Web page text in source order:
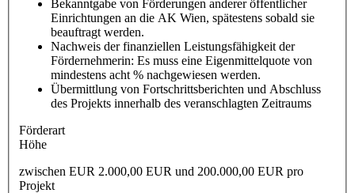
Bekanntgabe von Förderungen anderer öffentlicher
Einrichtungen an die AK Wien, spätestens sobald sie
beauftragt werden.
Nachweis der finanziellen Leistungsfähigkeit der
Fördernehmerin: Es muss eine Eigenmittelquote von
mindestens acht % nachgewiesen werden.
Übermittlung von Fortschrittsberichten und Abschluss
des Projekts innerhalb des veranschlagten Zeitraums
Förderart
Höhe
zwischen EUR 2.000,00 EUR und 200.000,00 EUR pro
Projekt